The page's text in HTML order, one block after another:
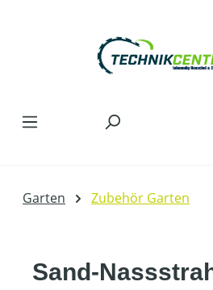
Garten Zubehör Garten
Sand-